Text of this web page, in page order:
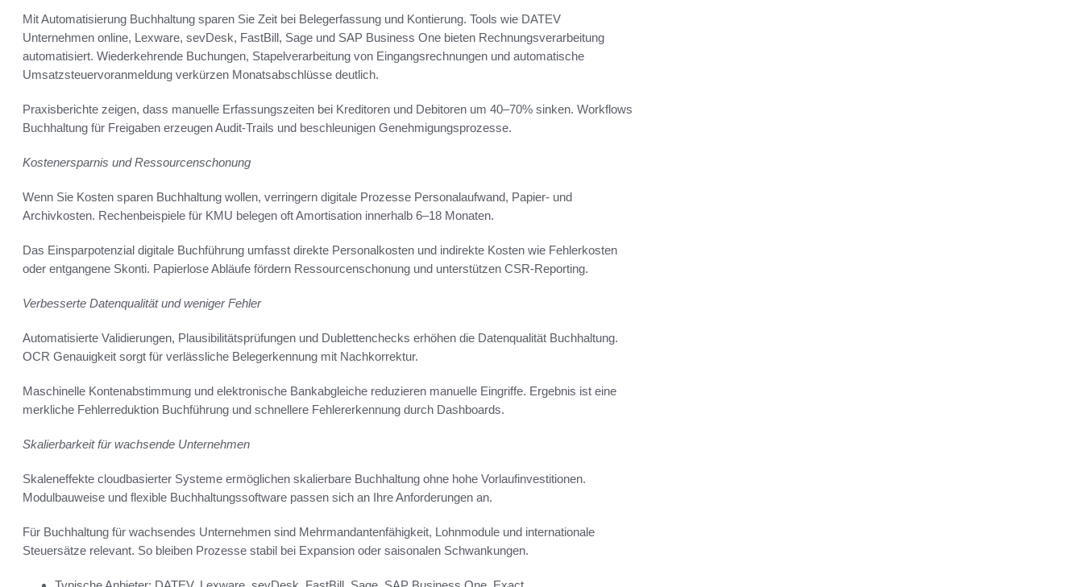
Mit Automatisierung Buchhaltung sparen Sie Zeit bei Belegerfassung und Kontierung. Tools wie DATEV
Unternehmen online, Lexware, sevDesk, FastBill, Sage und SAP Business One bieten Rechnungsverarbeitung
automatisiert. Wiederkehrende Buchungen, Stapelverarbeitung von Eingangsrechnungen und automatische
Umsatzsteuervoranmeldung verkürzen Monatsabschlüsse deutlich.
Praxisberichte zeigen, dass manuelle Erfassungszeiten bei Kreditoren und Debitoren um 40–70% sinken. Workflows
Buchhaltung für Freigaben erzeugen Audit-Trails und beschleunigen Genehmigungsprozesse.
Kostenersparnis und Ressourcenschonung
Wenn Sie Kosten sparen Buchhaltung wollen, verringern digitale Prozesse Personalaufwand, Papier- und
Archivkosten. Rechenbeispiele für KMU belegen oft Amortisation innerhalb 6–18 Monaten.
Das Einsparpotenzial digitale Buchführung umfasst direkte Personalkosten und indirekte Kosten wie Fehlerkosten
oder entgangene Skonti. Papierlose Abläufe fördern Ressourcenschonung und unterstützen CSR-Reporting.
Verbesserte Datenqualität und weniger Fehler
Automatisierte Validierungen, Plausibilitätsprüfungen und Dublettenchecks erhöhen die Datenqualität Buchhaltung.
OCR Genauigkeit sorgt für verlässliche Belegerkennung mit Nachkorrektur.
Maschinelle Kontenabstimmung und elektronische Bankabgleiche reduzieren manuelle Eingriffe. Ergebnis ist eine
merkliche Fehlerreduktion Buchführung und schnellere Fehlererkennung durch Dashboards.
Skalierbarkeit für wachsende Unternehmen
Skaleneffekte cloudbasierter Systeme ermöglichen skalierbare Buchhaltung ohne hohe Vorlaufinvestitionen.
Modulbauweise und flexible Buchhaltungssoftware passen sich an Ihre Anforderungen an.
Für Buchhaltung für wachsendes Unternehmen sind Mehrmandantenfähigkeit, Lohnmodule und internationale
Steuersätze relevant. So bleiben Prozesse stabil bei Expansion oder saisonalen Schwankungen.